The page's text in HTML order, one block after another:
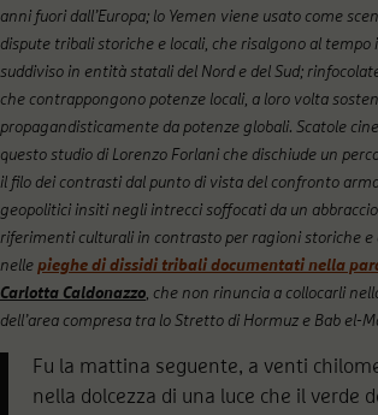
anni fuori dall’Europa; lo Yemen viene usato come
dispute tribali storiche e locali, che risalgono al
suddiviso in entità statali del Nord e del Sud;
che contrappongono potenze locali, a loro volta
propagandisticamente da potenze globali. Scatole
questo studio di Lorenzo Forlani che dischiude un
il filo dei contrasti dal punto di vista del confronto
geopolitici insiti negli intrecci soffocati da un
riferimenti culturali in contrasto per ragioni storiche
nelle pieghe di dissidi tribali documentati nella
Carlotta Caldonazzo , che non rinuncia a collocarli
dell’area compresa tra lo Stretto di Hormuz e Bab el-
Fu la mattina seguente, a venti
nella dolcezza di una luce che il verde